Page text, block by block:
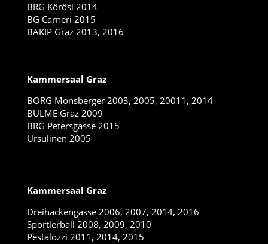
BRG Körösi 2014
BG Carneri 2015
BAKIP Graz 2013, 2016
Kammersaal Graz
BORG Monsberger 2003, 2005, 20011, 2014
BULME Graz 2009
BRG Petersgasse 2015
Ursulinen 2005
Kammersaal Graz
Dreihackengasse 2006, 2007, 2014, 2016
Sportlerball 2008, 2009, 2010
Pestalozzi 2011, 2014, 2015